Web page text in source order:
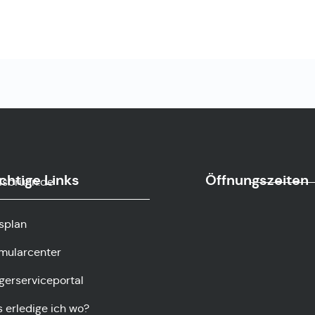
Links
erledige ich wo?
Öffnungszeiten